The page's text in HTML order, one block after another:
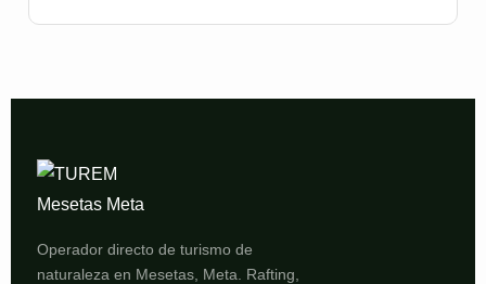
Operador directo de turismo de
naturaleza en Mesetas, Meta. Rafting,